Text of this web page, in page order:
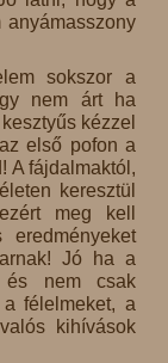
sokszor a
nem árt ha
kézzel
első pofon a
A fájdalmaktól,
keresztül
meg kell
Jó ha a
és nem csak
félelmeket, a
kihívások